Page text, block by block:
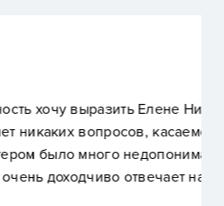
Впервые за 3
отчетности по МП (с
и путаницы) Елена
все возникшие…